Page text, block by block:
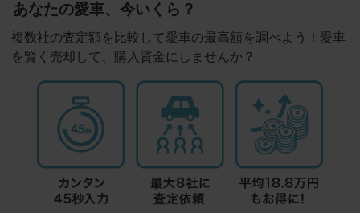
あなたの愛車、今いくら？
複数社の査定額を比較して愛車の最高額を調べよう！愛車
を賢く売却して、購入資金にしませんか？